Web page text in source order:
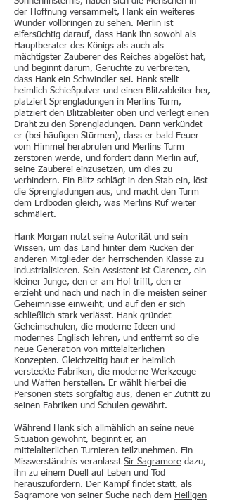
der Hoffnung versammelt, Hank ein weiteres
Wunder vollbringen zu sehen. Merlin ist
eifersüchtig darauf, dass Hank ihn sowohl als
Hauptberater des Königs als auch als
mächtigster Zauberer des Reiches abgelöst hat,
und beginnt darum, Gerüchte zu verbreiten,
dass Hank ein Schwindler sei. Hank stellt
heimlich Schießpulver und einen Blitzableiter her,
platziert Sprengladungen in Merlins Turm,
platziert den Blitzableiter oben und verlegt einen
Draht zu den Sprengladungen. Dann verkündet
er (bei häufigen Stürmen), dass er bald Feuer
vom Himmel herabrufen und Merlins Turm
zerstören werde, und fordert dann Merlin auf,
seine Zauberei einzusetzen, um dies zu
verhindern. Ein Blitz schlägt in den Stab ein, löst
die Sprengladungen aus, und macht den Turm
dem Erdboden gleich, was Merlins Ruf weiter
schmälert.
Hank Morgan nutzt seine Autorität und sein
Wissen, um das Land hinter dem Rücken der
anderen Mitglieder der herrschenden Klasse zu
industrialisieren. Sein Assistent ist Clarence, ein
kleiner Junge, den er am Hof ​​trifft, den er
erzieht und nach und nach in die meisten seiner
Geheimnisse einweiht, und auf den er sich
schließlich stark verlässt. Hank gründet
Geheimschulen, die moderne Ideen und
modernes Englisch lehren, und entfernt so die
neue Generation von mittelalterlichen
Konzepten. Gleichzeitig baut er heimlich
versteckte Fabriken, die moderne Werkzeuge
und Waffen herstellen. Er wählt hierbei die
Personen stets sorgfältig aus, denen er Zutritt zu
seinen Fabriken und Schulen gewährt.
Während Hank sich allmählich an seine neue
Situation gewöhnt, beginnt er, an
mittelalterlichen Turnieren teilzunehmen. Ein
Missverständnis veranlasst Sir Sagramore dazu,
ihn zu einem Duell auf Leben und Tod
herauszufordern. Der Kampf findet statt, als
Sagramore von seiner Suche nach dem Heiligen